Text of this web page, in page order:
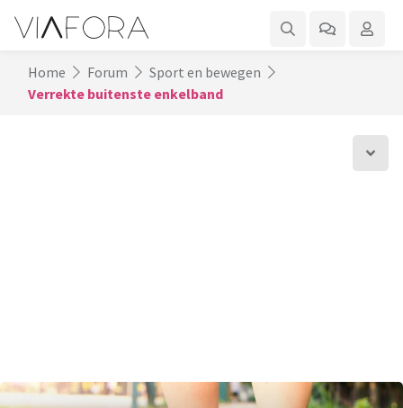
Home Forum
Sport en bewegen
Verrekte buitenste enkelband